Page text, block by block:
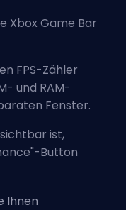
Xbox Game Bar
FPS-Zähler
und RAM-
Fenster.
ist,
Button
Ihnen